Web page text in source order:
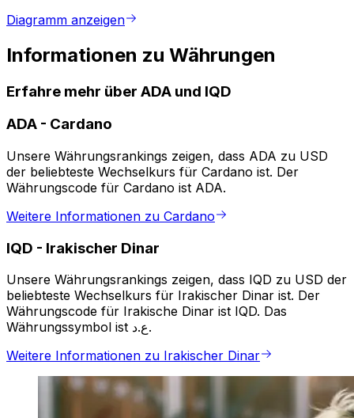
Diagramm anzeigen
Informationen zu Währungen
Erfahre mehr über ADA und IQD
ADA - Cardano
Unsere Währungsrankings zeigen, dass ADA zu USD
der beliebteste Wechselkurs für Cardano ist. Der
Währungscode für Cardano ist ADA.
Weitere Informationen zu Cardano
IQD - Irakischer Dinar
Unsere Währungsrankings zeigen, dass IQD zu USD der
beliebteste Wechselkurs für Irakischer Dinar ist. Der
Währungscode für Irakische Dinar ist IQD. Das
Währungssymbol ist ع.د.
Weitere Informationen zu Irakischer Dinar